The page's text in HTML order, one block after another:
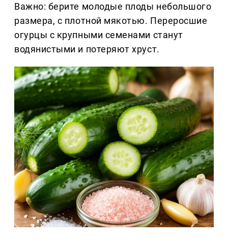
Важно: берите молодые плоды небольшого
размера, с плотной мякотью. Переросшие
огурцы с крупными семенами станут
водянистыми и потеряют хруст.